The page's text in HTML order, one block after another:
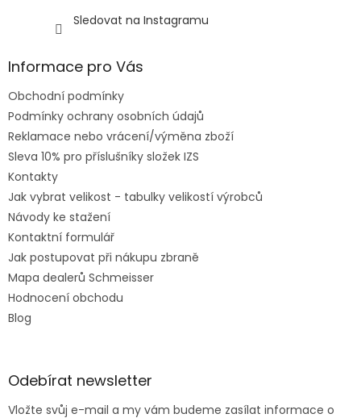
Sledovat na Instagramu
Informace pro Vás
Obchodní podmínky
Podmínky ochrany osobních údajů
Reklamace nebo vrácení/výměna zboží
Sleva 10% pro příslušníky složek IZS
Kontakty
Jak vybrat velikost - tabulky velikostí výrobců
Návody ke stažení
Kontaktní formulář
Jak postupovat při nákupu zbraně
Mapa dealerů Schmeisser
Hodnocení obchodu
Blog
Odebírat newsletter
Vložte svůj e-mail a my vám budeme zasílat informace o